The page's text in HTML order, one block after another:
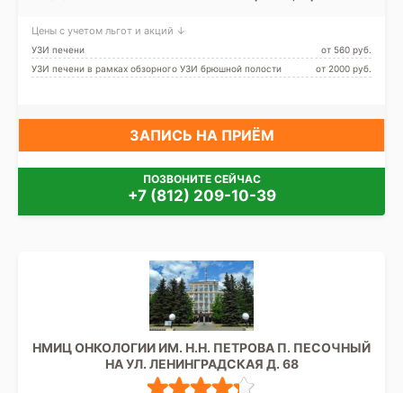
Цены с учетом льгот и акций ↓
УЗИ печени
от 560 pуб.
УЗИ печени в рамках обзорного УЗИ брюшной полости
от 2000 pуб.
ЗАПИСЬ НА ПРИЁМ
ПОЗВОНИТЕ СЕЙЧАС
+7 (812) 209-10-39
НМИЦ ОНКОЛОГИИ ИМ. Н.Н. ПЕТРОВА П. ПЕСОЧНЫЙ
НА УЛ. ЛЕНИНГРАДСКАЯ Д. 68